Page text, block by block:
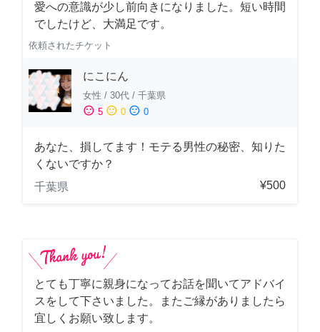
愛への意識が少し前向きになりました。短い時間
でしたけど、大満足です。
依頼されたチケット
にこにん
女性 / 30代 / 千葉県
sentiment_satisfied 5 sentiment_neutral 0 sentiment_dissatisfied 0
あなた、損してます！モテる男性の秘密、知りた
くないですか？
千葉県
¥500
とても丁寧に親身になってお話を聞いてアドバイ
スをして下さいました。またご縁がありましたら
宜しくお願い致します。